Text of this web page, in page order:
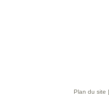
Plan du site